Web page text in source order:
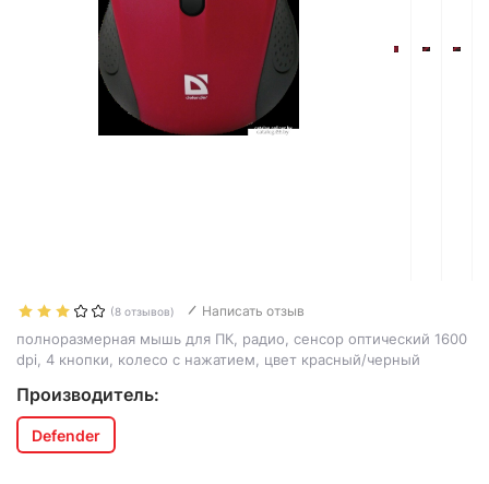
(8 отзывов) Написать отзыв
полноразмерная мышь для ПК, радио, сенсор оптический 1600
dpi, 4 кнопки, колесо с нажатием, цвет красный/черный
Производитель:
Defender